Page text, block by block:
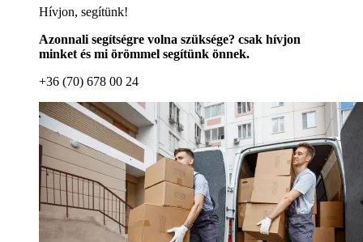
Hívjon, segítünk!
Azonnali segítségre volna szüksége? csak hívjon
minket és mi örömmel segítünk önnek.
+36 (70) 678 00 24